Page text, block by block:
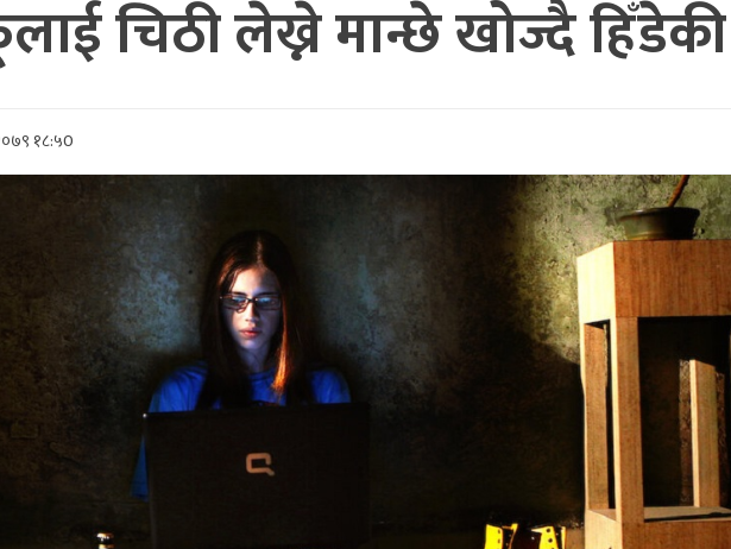
चिठी लेख्ने मान्छे खोज्दै
१८:५0